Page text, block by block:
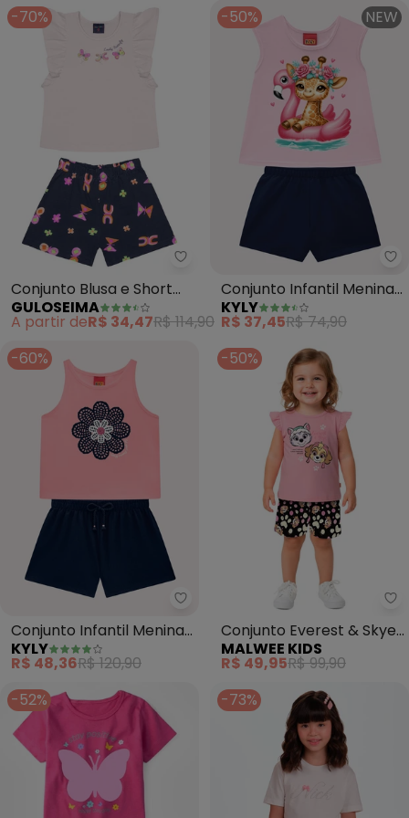
-70%
Guloseima - Conjunto Blusa e
Conjunto Blusa e Short
em Cotton (Rosa)
GULOSEIMA
A partir deR$ 34,47R$ 114,90
-50% NEW
Conjunto Infantil Menina
em Algodão (Rosa)
KYLY
R$ 37,45R$ 74,90
-60%
Kyly - Conjunto Infantil Menina
Conjunto Infantil Menina
Flor (Rosa)
KYLY
R$ 48,36R$ 120,90
-50%
Conjunto Everest & Skye®
(Rosa Claro)
MALWEE KIDS
R$ 49,95R$ 99,90
-52%
-73%